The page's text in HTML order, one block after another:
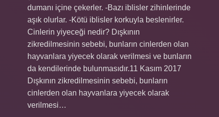
dumanı içine çekerler. -Bazı iblisler zihinlerinde
aşık olurlar. -Kötü iblisler korkuyla beslenirler.
Cinlerin yiyeceği nedir? Dışkının
zikredilmesinin sebebi, bunların cinlerden olan
hayvanlara yiyecek olarak verilmesi ve bunların
da kendilerinde bulunmasıdır.11 Kasım 2017
Dışkının zikredilmesinin sebebi, bunların
cinlerden olan hayvanlara yiyecek olarak
verilmesi…